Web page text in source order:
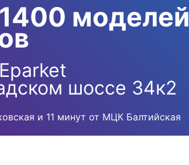
моделей
шоссе 34к2
и 11 минут от МЦК Балтийская